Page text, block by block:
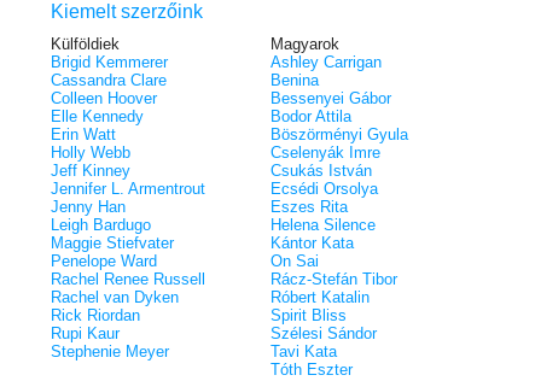
Kiemelt szerzőink
Külföldiek
Brigid Kemmerer
Cassandra Clare
Colleen Hoover
Elle Kennedy
Erin Watt
Holly Webb
Jeff Kinney
Jennifer L. Armentrout
Jenny Han
Leigh Bardugo
Maggie Stiefvater
Penelope Ward
Rachel Renee Russell
Rachel van Dyken
Rick Riordan
Rupi Kaur
Stephenie Meyer
Magyarok
Ashley Carrigan
Benina
Bessenyei Gábor
Bodor Attila
Böszörményi Gyula
Cselenyák Imre
Csukás István
Ecsédi Orsolya
Eszes Rita
Helena Silence
Kántor Kata
On Sai
Rácz-Stefán Tibor
Róbert Katalin
Spirit Bliss
Szélesi Sándor
Tavi Kata
Tóth Eszter